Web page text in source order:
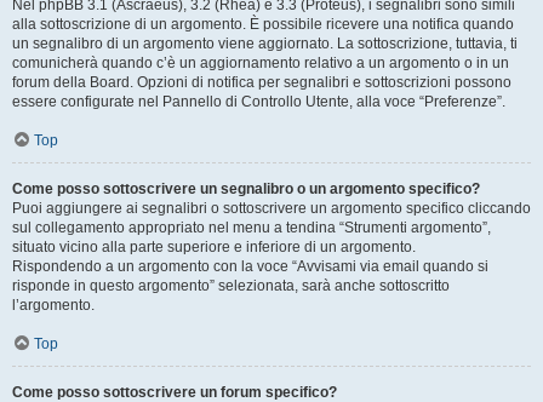
Nel phpBB 3.1 (Ascraeus), 3.2 (Rhea) e 3.3 (Proteus), i segnalibri sono simili
alla sottoscrizione di un argomento. È possibile ricevere una notifica quando
un segnalibro di un argomento viene aggiornato. La sottoscrizione, tuttavia, ti
comunicherà quando c’è un aggiornamento relativo a un argomento o in un
forum della Board. Opzioni di notifica per segnalibri e sottoscrizioni possono
essere configurate nel Pannello di Controllo Utente, alla voce “Preferenze”.
Top
Come posso sottoscrivere un segnalibro o un argomento specifico?
Puoi aggiungere ai segnalibri o sottoscrivere un argomento specifico cliccando
sul collegamento appropriato nel menu a tendina “Strumenti argomento”,
situato vicino alla parte superiore e inferiore di un argomento.
Rispondendo a un argomento con la voce “Avvisami via email quando si
risponde in questo argomento” selezionata, sarà anche sottoscritto
l’argomento.
Top
Come posso sottoscrivere un forum specifico?